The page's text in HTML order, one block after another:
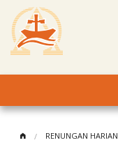
RENUNGAN HARIAN